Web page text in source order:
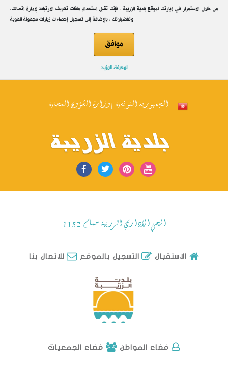
.من خلال الاستمرار في زيارتك لموقع بلدية الزريبة ، فإنك تقبل استخدام ملفات تعريف الارتباط لإدارة اتصالك
وتفضيلاتك ، بالإضافة إلى تسجيل إحصاءات زيارات مجهولة الهوية
موافق
لمعرفة المزيد
الجمهورية التونسية | وزارة الشؤون المحلية
بلدية الزريبة
الحي الاداري الزريبة حمام 1152
الاستقبال التسجيل بالموقع
فضاء المواطن